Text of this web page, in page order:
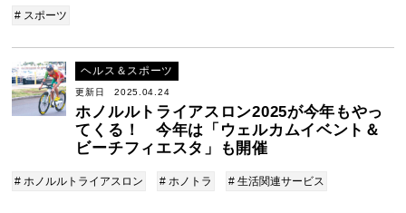
# スポーツ
ヘルス＆スポーツ
更新日 2025.04.24
ホノルルトライアスロン2025が今年もやっ
てくる！ 今年は「ウェルカムイベント＆
ビーチフィエスタ」も開催
# ホノルルトライアスロン # ホノトラ # 生活関連サービス